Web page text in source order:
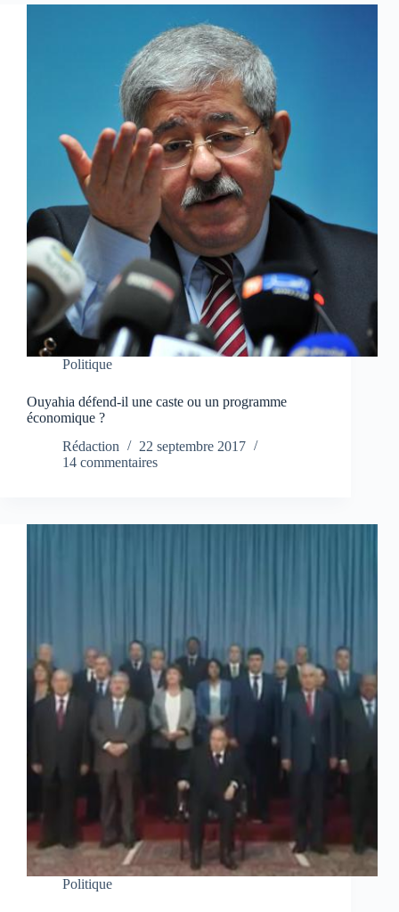
Politique
Ouyahia défend-il une caste ou un programme
économique ?
Rédaction
22 septembre 2017
14 commentaires
Politique